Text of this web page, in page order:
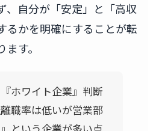
、自分が「安定」と「高収
るかを明確にすることが転
す。
ホワイト企業』判断
職率は低いが営業部